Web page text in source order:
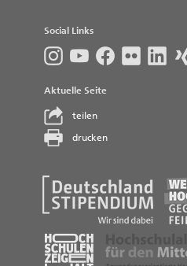
Social Links
Aktuelle Seite
teilen
drucken